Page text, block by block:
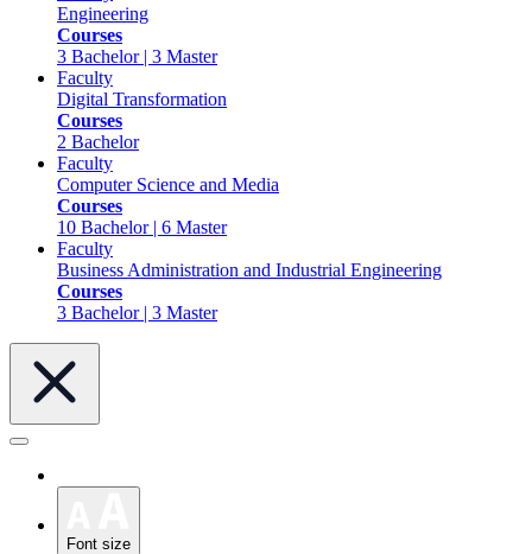
Engineering
Courses
3 Bachelor | 3 Master
Faculty
Digital Transformation
Courses
2 Bachelor
Faculty
Computer Science and Media
Courses
10 Bachelor | 6 Master
Faculty
Business Administration and Industrial Engineering
Courses
3 Bachelor | 3 Master
Font size